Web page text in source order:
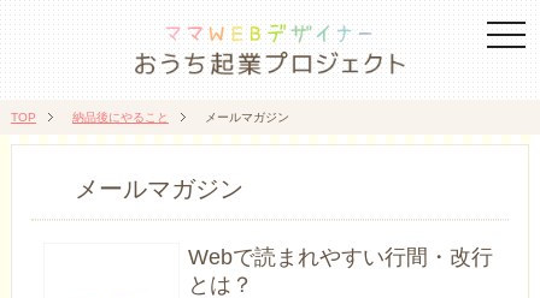
TOP 納品後にやること メールマガジン
メールマガジン
Webで読まれやすい行間・改行
とは？